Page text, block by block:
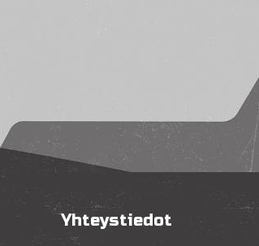
Yhteystiedot